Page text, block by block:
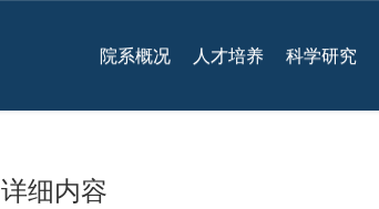
院系概况 人才培养 科学研究
详细内容